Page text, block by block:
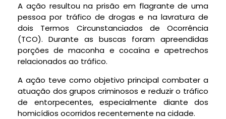
A ação resultou na prisão em flagrante de uma
pessoa por tráfico de drogas e na lavratura de
dois Termos Circunstanciados de Ocorrência
(TCO). Durante as buscas foram apreendidas
porções de maconha e cocaína e apetrechos
relacionados ao tráfico.
A ação teve como objetivo principal combater a
atuação dos grupos criminosos e reduzir o tráfico
de entorpecentes, especialmente diante dos
homicídios ocorridos recentemente na cidade.